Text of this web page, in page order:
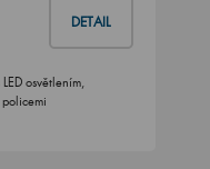
DETAIL
osvětlením,